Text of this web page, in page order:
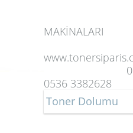
BERA
MAKİNALARI
0216
0536 3382628
Toner Dolumu